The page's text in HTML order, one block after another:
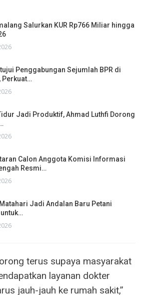
Salurkan KUR Rp766 Miliar hingga
Penggabungan Sejumlah BPR di
Perkuat…
Jadi Produktif, Ahmad Luthfi Dorong
Calon Anggota Komisi Informasi
Resmi…
Jadi Andalan Baru Petani
terus supaya masyarakat
layanan dokter
jauh-jauh ke rumah sakit,”